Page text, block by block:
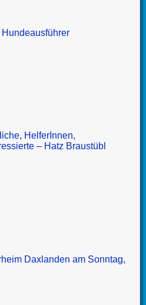
HelferInnen,
– Hatz Braustübl
Daxlanden am Sonntag,